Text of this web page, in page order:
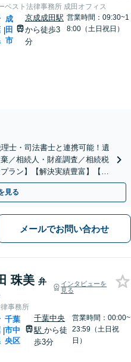
ベスト法律事務所 成田オフィス
|
成
田
市
京成成田駅
から徒歩3
分
営業時間：09:30~1
8:00（土日祝日）
士・司法書士と連携可能！遺
／相続人・財産調査／相続税
ラン】【解決実績豊富】【電
見る
メールでお問い合わせ
珠美 弁
インタビューを
見る
事務所
|
千葉
市中
央区
千葉中央
駅から徒
歩3分
営業時間：00:00~
23:59（土日祝
日）